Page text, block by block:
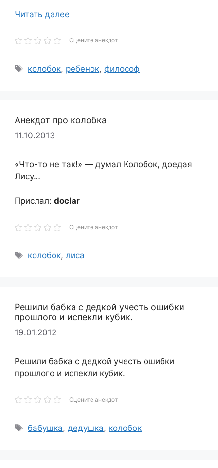
Читать далее
Оцените анекдот
Метки
колобок, ребенок, философ
Анекдот про колобка
11.10.2013
«Что-то не так!» — думал Колобок, доедая
Лису…
Прислал: doclar
Оцените анекдот
Метки
колобок,лиса
Решили бабка с дедкой учесть ошибки
прошлого и испекли кубик.
19.01.2012
Решили бабка с дедкой учесть ошибки
прошлого и испекли кубик.
Оцените анекдот
Метки
бабушка,дедушка, колобок